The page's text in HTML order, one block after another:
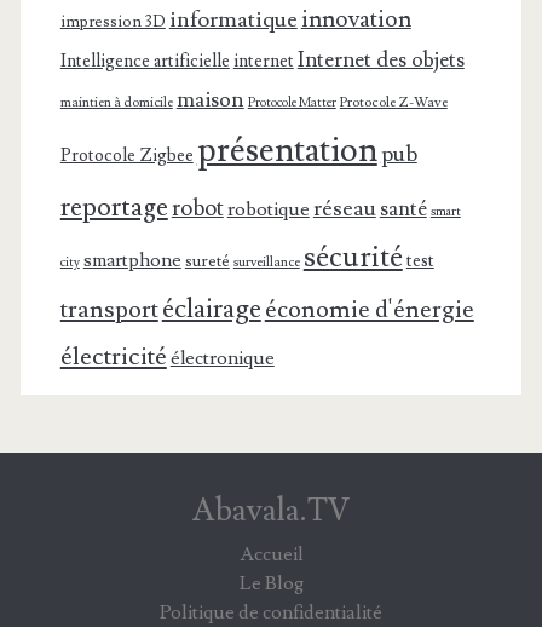
impression 3D informatiqueinnovation
Intelligence artificielle internet Internet des objets
maintien à domicile maison Protocole Matter Protocole Z-Wave
Protocole Zigbee présentationpub
reportagerobotrobotique réseausanté smart
city smartphone sureté surveillance sécuritétest
transportéclairageéconomie d'énergie
électricité électronique
Abavala.TV
Accueil
Le Blog
Politique de confidentialité